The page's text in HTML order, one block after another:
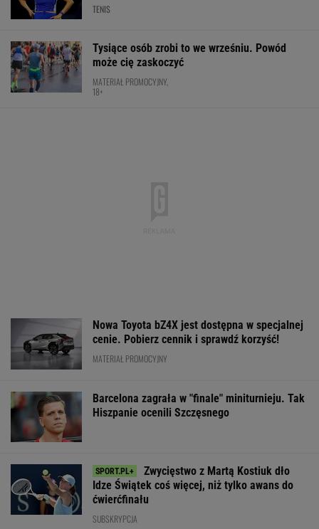
TENIS
Tysiące osób zrobi to we wrześniu. Powód
może cię zaskoczyć
MATERIAŁ PROMOCYJNY,
18+
Nowa Toyota bZ4X jest dostępna w specjalnej
cenie. Pobierz cennik i sprawdź korzyść!
MATERIAŁ PROMOCYJNY
Barcelona zagrała w "finale" miniturnieju. Tak
Hiszpanie ocenili Szczęsnego
Zwycięstwo z Martą Kostiuk dło
Idze Świątek coś więcej, niż tylko awans do
ćwierćfinału
SUBSKRYPCJA